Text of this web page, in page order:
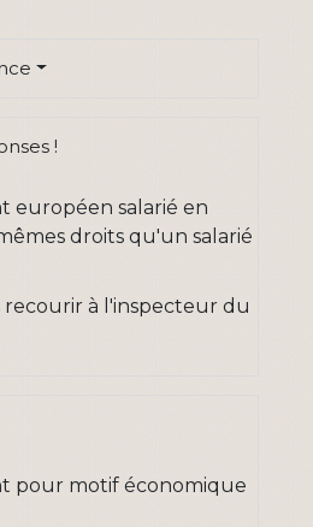
!
européen salarié en
droits qu'un salarié
recourir à l'inspecteur du
pour motif économique